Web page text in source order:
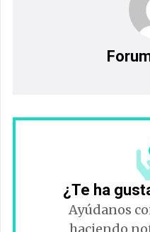
¿Te ha
Ayúdanos